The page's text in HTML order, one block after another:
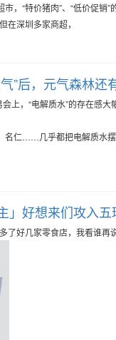
，“特价猪肉”、“低价促
在深圳多家商超，
”后，元气森林还
上，“电解质水”的存在感大
名仁……几乎都把电解质水
」好想来们攻入
了好几家零食店，我看谁再